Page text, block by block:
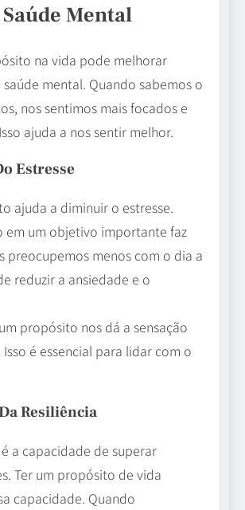
Mental
na vida pode melhorar
mental. Quando sabemos o
nos sentimos mais focados e
ajuda a nos sentir melhor.
Estresse
ajuda a diminuir o estresse.
em um objetivo importante faz
preocupemos menos com o dia a
reduzir a ansiedade e o
propósito nos dá a sensação
é essencial para lidar com o
Resiliência
a capacidade de superar
Ter um propósito de vida
capacidade. Quando